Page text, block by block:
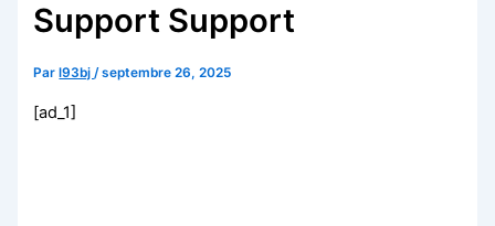
Support Support
Par l93bj/septembre 26, 2025
[ad_1]